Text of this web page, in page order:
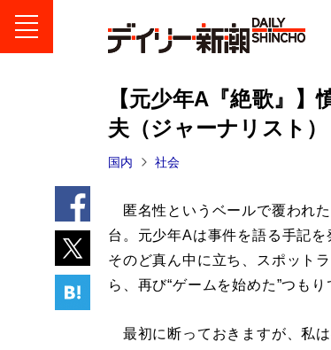
【元少年A『絶歌』
夫（ジャーナリスト）
国内 社会
匿名性というベールで覆われ
台。元少年Aは事件を語る手記を
そのど真ん中に立ち、スポット
ら、再び“ゲームを始めた”つもり
最初に断っておきますが、私